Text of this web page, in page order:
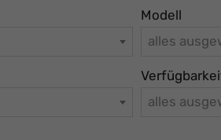
Modell
alles
alles